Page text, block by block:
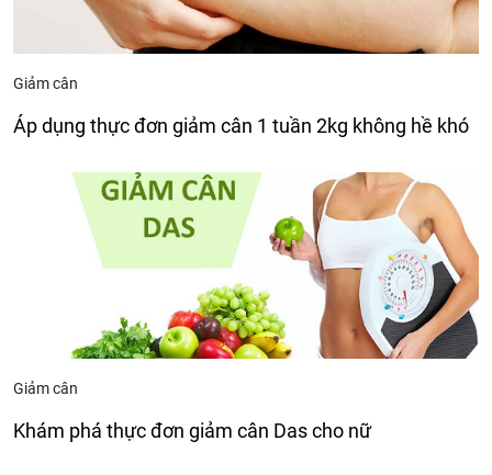
Giảm cân
Áp dụng thực đơn giảm cân 1 tuần 2kg không hề khó
Giảm cân
Khám phá thực đơn giảm cân Das cho nữ